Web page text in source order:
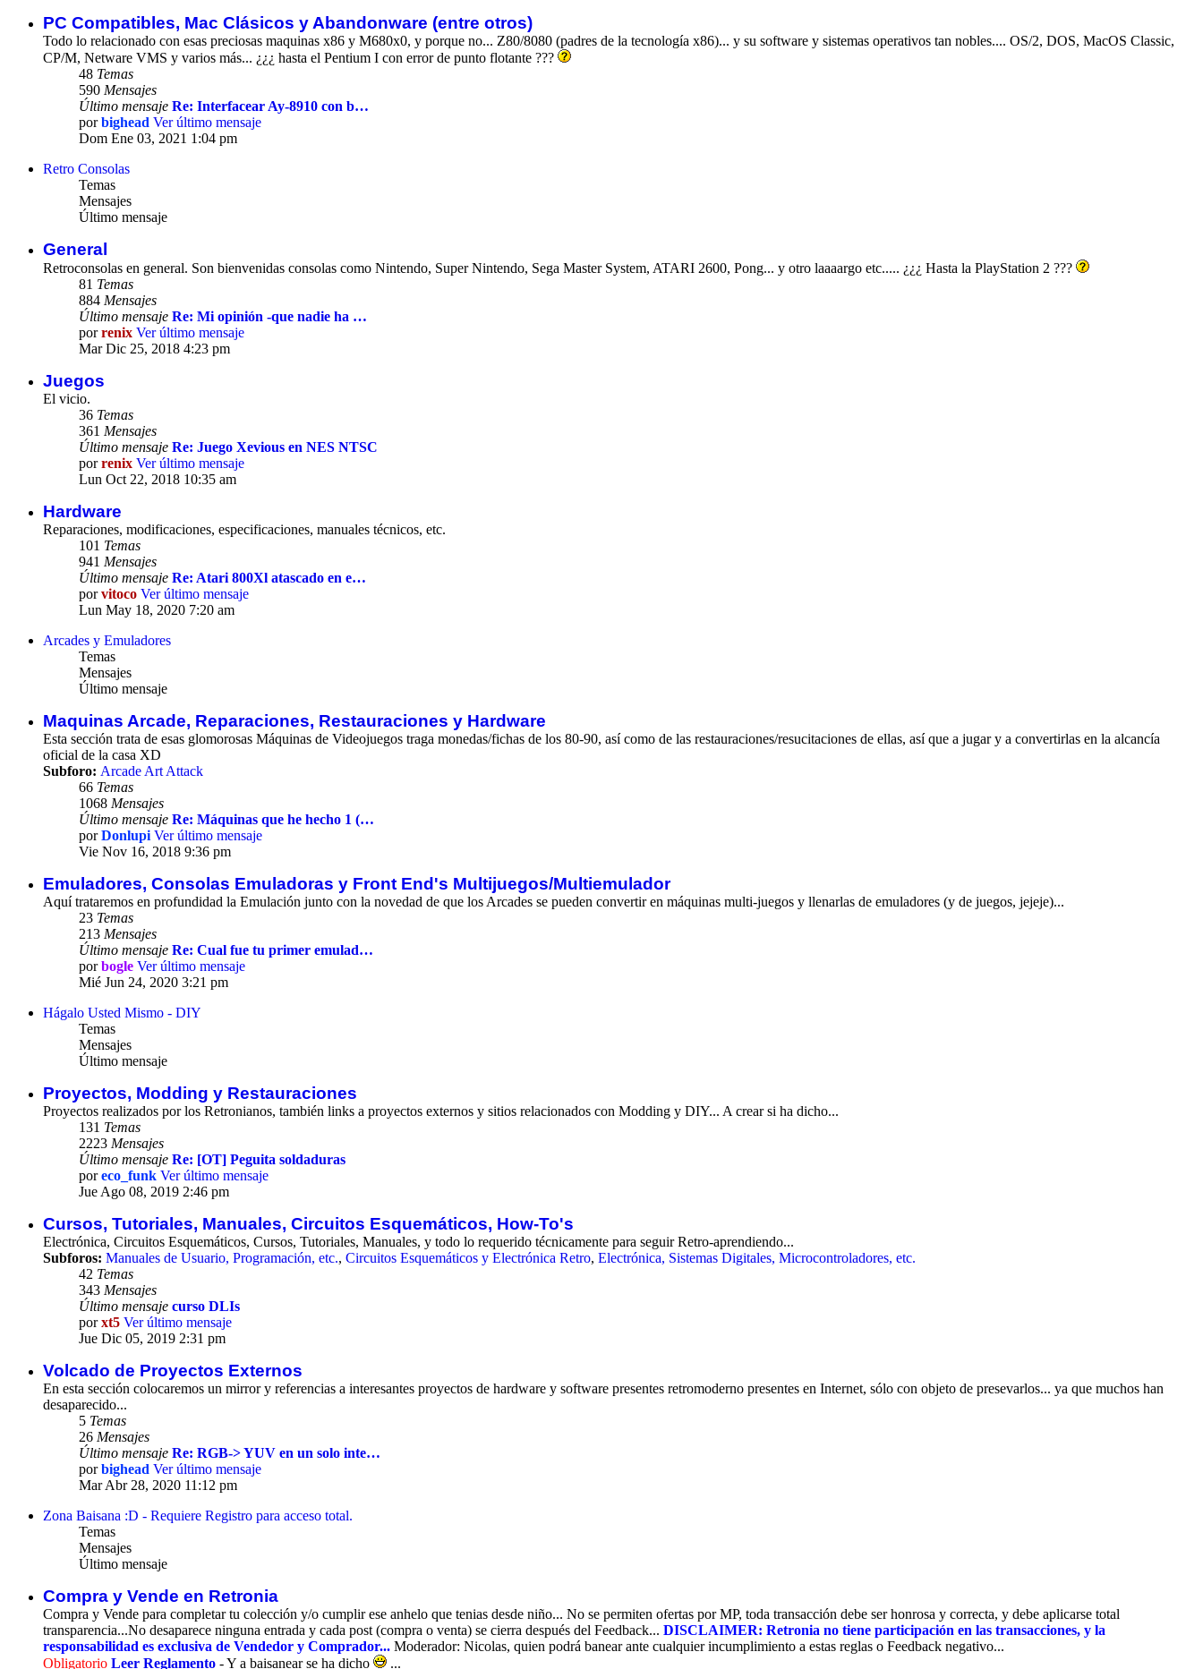
PC Compatibles, Mac Clásicos y Abandonware (entre otros)
Todo lo relacionado con esas preciosas maquinas x86 y M680x0, y porque no... Z80/8080 (padres de la tecnología x86)... y su software y sistemas operativos tan nobles.... OS/2, DOS, MacOS Classic,
CP/M, Netware VMS y varios más... ¿¿¿ hasta el Pentium I con error de punto flotante ???
48 Temas
590 Mensajes
Último mensaje Re: Interfacear Ay-8910 con b…
porbighead Ver último mensaje
Dom Ene 03, 2021 1:04 pm
Retro Consolas
Temas
Mensajes
Último mensaje
General
Retroconsolas en general. Son bienvenidas consolas como Nintendo, Super Nintendo, Sega Master System, ATARI 2600, Pong... y otro laaaargo etc..... ¿¿¿ Hasta la PlayStation 2 ???
81 Temas
884 Mensajes
Último mensaje Re: Mi opinión -que nadie ha …
porrenix Ver último mensaje
Mar Dic 25, 2018 4:23 pm
Juegos
El vicio.
36 Temas
361 Mensajes
Último mensaje Re: Juego Xevious en NES NTSC
porrenix Ver último mensaje
Lun Oct 22, 2018 10:35 am
Hardware
Reparaciones, modificaciones, especificaciones, manuales técnicos, etc.
101 Temas
941 Mensajes
Último mensaje Re: Atari 800Xl atascado en e…
porvitoco Ver último mensaje
Lun May 18, 2020 7:20 am
Arcades y Emuladores
Temas
Mensajes
Último mensaje
Maquinas Arcade, Reparaciones, Restauraciones y Hardware
Esta sección trata de esas glomorosas Máquinas de Videojuegos traga monedas/fichas de los 80-90, así como de las restauraciones/resucitaciones de ellas, así que a jugar y a convertirlas en la alcancía
oficial de la casa XD
Subforo: Arcade Art Attack
66 Temas
1068 Mensajes
Último mensaje Re: Máquinas que he hecho 1 (…
porDonlupi Ver último mensaje
Vie Nov 16, 2018 9:36 pm
Emuladores, Consolas Emuladoras y Front End's Multijuegos/Multiemulador
Aquí trataremos en profundidad la Emulación junto con la novedad de que los Arcades se pueden convertir en máquinas multi-juegos y llenarlas de emuladores (y de juegos, jejeje)...
23 Temas
213 Mensajes
Último mensaje Re: Cual fue tu primer emulad…
porbogle Ver último mensaje
Mié Jun 24, 2020 3:21 pm
Hágalo Usted Mismo - DIY
Temas
Mensajes
Último mensaje
Proyectos, Modding y Restauraciones
Proyectos realizados por los Retronianos, también links a proyectos externos y sitios relacionados con Modding y DIY... A crear si ha dicho...
131 Temas
2223 Mensajes
Último mensaje Re: [OT] Peguita soldaduras
poreco_funk Ver último mensaje
Jue Ago 08, 2019 2:46 pm
Cursos, Tutoriales, Manuales, Circuitos Esquemáticos, How-To's
Electrónica, Circuitos Esquemáticos, Cursos, Tutoriales, Manuales, y todo lo requerido técnicamente para seguir Retro-aprendiendo...
Subforos: Manuales de Usuario, Programación, etc., Circuitos Esquemáticos y Electrónica Retro, Electrónica, Sistemas Digitales, Microcontroladores, etc.
42 Temas
343 Mensajes
Último mensaje curso DLIs
porxt5 Ver último mensaje
Jue Dic 05, 2019 2:31 pm
Volcado de Proyectos Externos
En esta sección colocaremos un mirror y referencias a interesantes proyectos de hardware y software presentes retromoderno presentes en Internet, sólo con objeto de presevarlos... ya que muchos han
desaparecido...
5 Temas
26 Mensajes
Último mensaje Re: RGB-> YUV en un solo inte…
porbighead Ver último mensaje
Mar Abr 28, 2020 11:12 pm
Zona Baisana :D - Requiere Registro para acceso total.
Temas
Mensajes
Último mensaje
Compra y Vende en Retronia
Compra y Vende para completar tu colección y/o cumplir ese anhelo que tenias desde niño... No se permiten ofertas por MP, toda transacción debe ser honrosa y correcta, y debe aplicarse total
transparencia...No desaparece ninguna entrada y cada post (compra o venta) se cierra después del Feedback... DISCLAIMER: Retronia no tiene participación en las transacciones, y la
responsabilidad es exclusiva de Vendedor y Comprador... Moderador: Nicolas, quien podrá banear ante cualquier incumplimiento a estas reglas o Feedback negativo...
Obligatorio Leer Reglamento - Y a baisanear se ha dicho ...